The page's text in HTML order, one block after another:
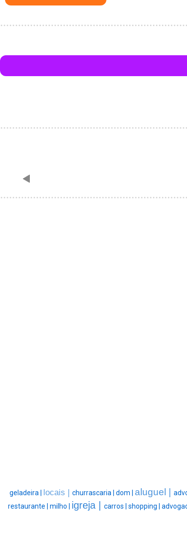
geladeira | locais | churrascaria | dom | aluguel |
restaurante | milho | igreja | carros | shopping |